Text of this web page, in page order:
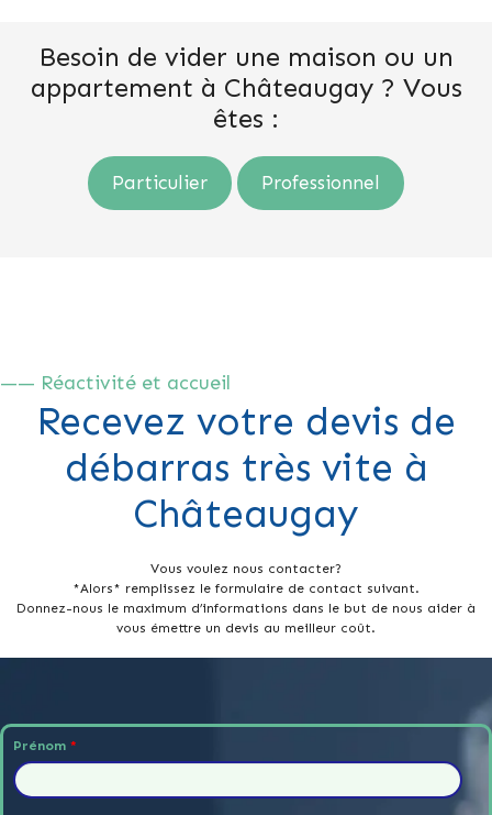
Besoin de vider une maison ou un
appartement à Châteaugay ? Vous
êtes :
Particulier Professionnel
—— Réactivité et accueil
Recevez votre devis de
débarras très vite à
Châteaugay
Vous voulez nous contacter?
*Alors* remplissez le formulaire de contact suivant.
Donnez-nous le maximum d’informations dans le but de nous aider à
vous émettre un devis au meilleur coût.
Prénom *